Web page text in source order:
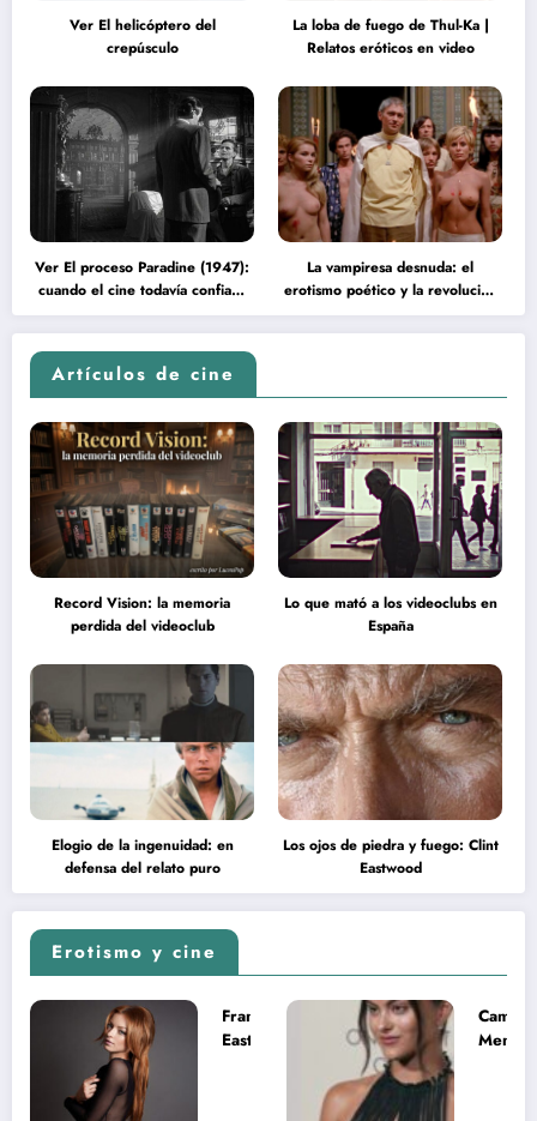
Ver El helicóptero del
crepúsculo
La loba de fuego de Thul-Ka |
Relatos eróticos en video
Ver El proceso Paradine (1947):
cuando el cine todavía confiaba
en la inteligencia del espectador
La vampiresa desnuda: el
erotismo poético y la revolución
psicodélica de Jean Rollin
Artículos de cine
Record Vision: la memoria
perdida del videoclub
Lo que mató a los videoclubs en
España
Elogio de la ingenuidad: en
defensa del relato puro
Los ojos de piedra y fuego: Clint
Eastwood
Erotismo y cine
Francesca
Eastwood y
Camila
Mendes